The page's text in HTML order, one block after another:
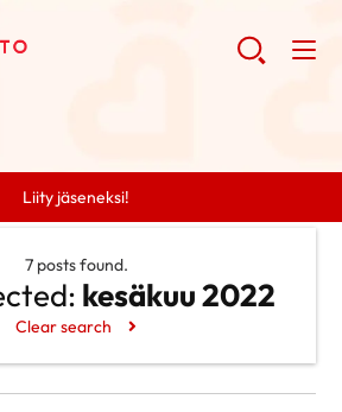
Liity jäseneksi!
7 posts found.
kesäkuu 2022
Clear search